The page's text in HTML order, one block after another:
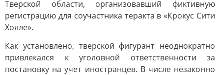
Тверской области, организовавший фиктивную
регистрацию для соучастника теракта в «Крокус Сити
Холле».
Как установлено, тверской фигурант неоднократно
привлекался к уголовной ответственности за
постановку на учет иностранцев. В числе незаконно